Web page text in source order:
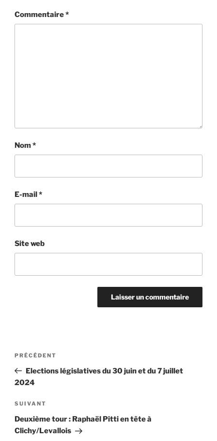
Commentaire*
Nom*
E-mail*
Site web
Navigation
l’article
Article
précédent
PRÉCÉDENT
Elections législatives du 30 juin et du 7 juillet
2024
Article
suivant
SUIVANT
Deuxième tour : Raphaël Pitti en tête à
Clichy/Levallois